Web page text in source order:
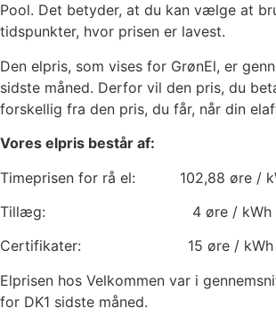
Pool. Det betyder, at du kan vælge at
tidspunkter, hvor prisen er lavest.
Den elpris, som vises for GrønEl, er
sidste måned. Derfor vil den pris, du
forskellig fra den pris, du får, når din
Vores elpris består af:
Timeprisen for rå el: 102,88 øre /
Tillæg: 4 øre / kWh
Certifikater: 15 øre / kWh
Elprisen hos Velkommen var i
for DK1 sidste måned.